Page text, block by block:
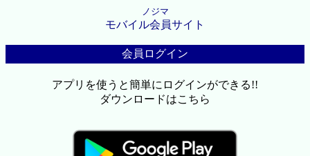
ノジマ
モバイル会員サイト
会員ログイン
アプリを使うと簡単にログインができる!!
ダウンロードはこちら